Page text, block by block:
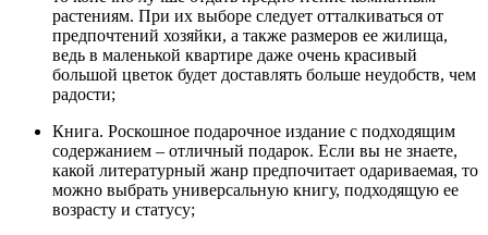
растениям. При их выборе следует отталкиваться от
предпочтений хозяйки, а также размеров ее жилища,
ведь в маленькой квартире даже очень красивый
большой цветок будет доставлять больше неудобств, чем
радости;
Книга. Роскошное подарочное издание с подходящим
содержанием – отличный подарок. Если вы не знаете,
какой литературный жанр предпочитает одариваемая, то
можно выбрать универсальную книгу, подходящую ее
возрасту и статусу;